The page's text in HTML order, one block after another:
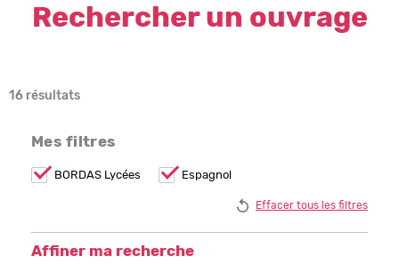
Rechercher un ouvrage
16 résultats
Mes filtres
Remove
BORDAS Lycées
Remove
Espagnol
Effacer tous les filtres
Affiner ma recherche